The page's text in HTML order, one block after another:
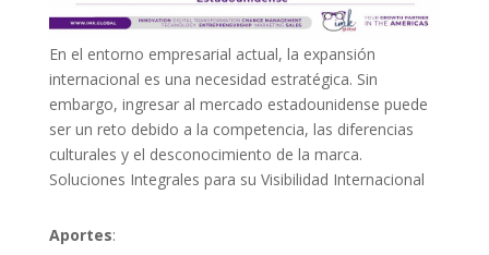
En el entorno empresarial actual, la expansión
internacional es una necesidad estratégica. Sin
embargo, ingresar al mercado estadounidense puede
ser un reto debido a la competencia, las diferencias
culturales y el desconocimiento de la marca.
Soluciones Integrales para su Visibilidad Internacional
Aportes: